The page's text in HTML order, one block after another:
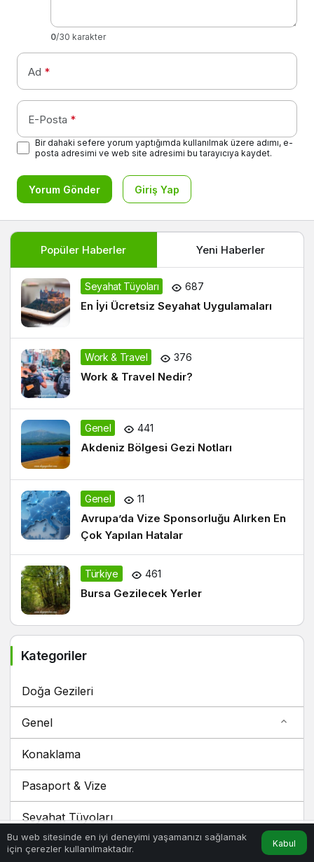
0/30 karakter
Ad *
E-Posta *
Bir dahaki sefere yorum yaptığımda kullanılmak üzere adımı, e-
posta adresimi ve web site adresimi bu tarayıcıya kaydet.
Yorum Gönder Giriş Yap
Popüler Haberler Yeni Haberler
Seyahat Tüyoları 687
En İyi Ücretsiz Seyahat Uygulamaları
Work & Travel 376
Work & Travel Nedir?
Genel 441
Akdeniz Bölgesi Gezi Notları
Genel 11
Avrupa’da Vize Sponsorluğu Alırken En
Çok Yapılan Hatalar
Türkiye 461
Bursa Gezilecek Yerler
Kategoriler
Doğa Gezileri
Genel
Konaklama
Pasaport & Vize
Seyahat Tüyoları
Türkiye
Bu web sitesinde en iyi deneyimi yaşamanızı sağlamak
için çerezler kullanılmaktadır.
Kabul
Anasayfa